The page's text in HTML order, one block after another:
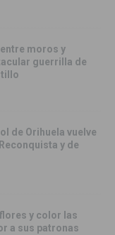
moros y
guerrilla de
de Orihuela vuelve
y de
y color las
a sus patronas